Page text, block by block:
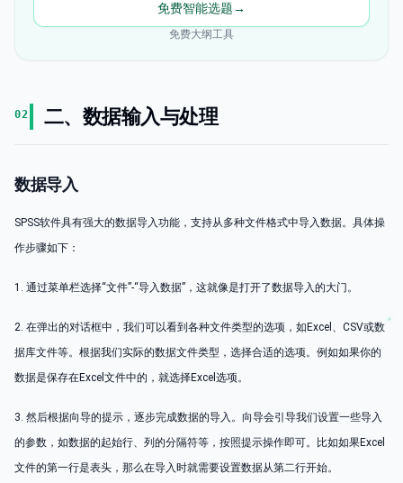
免费智能选题→
免费大纲工具
02 二、数据输入与处理
数据导入
SPSS软件具有强大的数据导入功能，支持从多种文件格式中导入数据。具体操
作步骤如下：
1. 通过菜单栏选择“文件”-“导入数据”，这就像是打开了数据导入的大门。
2. 在弹出的对话框中，我们可以看到各种文件类型的选项，如Excel、CSV或数
据库文件等。根据我们实际的数据文件类型，选择合适的选项。例如如果你的
数据是保存在Excel文件中的，就选择Excel选项。
3. 然后根据向导的提示，逐步完成数据的导入。向导会引导我们设置一些导入
的参数，如数据的起始行、列的分隔符等，按照提示操作即可。比如如果Excel
文件的第一行是表头，那么在导入时就需要设置数据从第二行开始。